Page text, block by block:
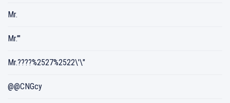
Mr.
Mr.'"
Mr.????%2527%2522\'\"
@@CNGcy